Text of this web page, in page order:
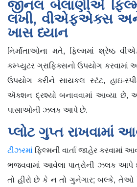
જીનલ બેલાણીએ
લખી, વીએફએક્સ
ખાસ ધ્યાન
નિર્માતાઓના મતે, ફિલ્મમાં શ્રેષ્ઠ
કમ્પ્યુટર ગ્રાફિક્સનો ઉપયોગ
ઉપયોગ કરીને સાયકલ સ્ટંટ, હાઇ-
ઍક્શન દ્રશ્યો બનાવવામાં આવ્યા
પાસાઓની ઝલક આપે છે.
પ્લોટ ગુપ્ત રાખવામાં
ટીઝરમાં ફિલ્મની વાર્તા જાહેર કરવામાં
ભજવવામાં આવેલા પાત્રોની ઝલક
તો હીરો છે કે ન તો ગુનેગાર; બલ્કે, તેઓ